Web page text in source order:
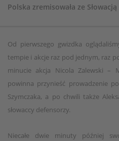
Polska zremisowała ze Słowacją
Od pierwszego gwizdka
tempie i akcje raz pod jednym, raz
minucie akcja Nicola Zalewski –
powinna przynieść prowadzenie
Szymczaka, a po chwili także
słowaccy defensorzy.
Niecałe dwie minuty później